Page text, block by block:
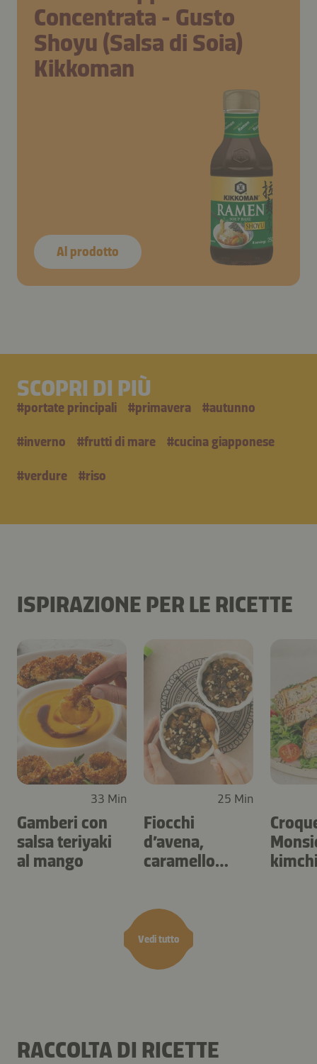
Concentrata - Gusto
Shoyu (Salsa di Soia)
Kikkoman
Al prodotto
SCOPRI DI PIÙ
#portate principali #primavera #autunno
#inverno #frutti di mare #cucina giapponese
#verdure #riso
ISPIRAZIONE PER LE RICETTE
Vedi tutto
33 Min
Gamberi con
salsa teriyaki
al mango
25 Min
Fiocchi
d’avena,
caramello
RACCOLTA DI RICETTE